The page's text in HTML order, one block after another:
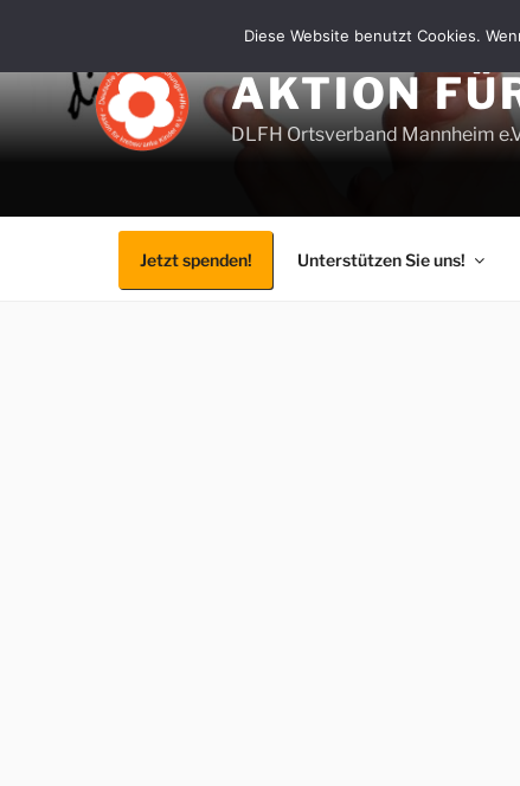
springen
AKTION
DLFH Ortsverband Mannheim
Jetzt spenden! Unterstützen Sie uns!
Diese Website benutzt Cookies.